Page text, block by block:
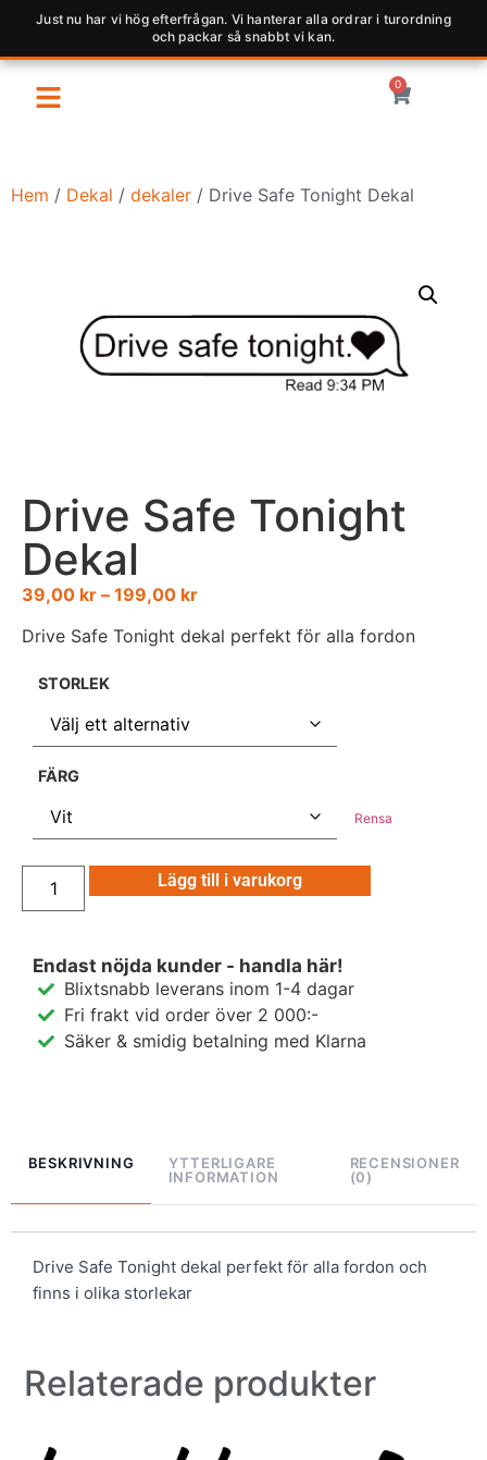
Just nu har vi hög efterfrågan. Vi hanterar alla ordrar i turordning
och packar så snabbt vi kan.
0
Hem / Dekal / dekaler / Drive Safe Tonight Dekal
Drive Safe Tonight
Dekal
39,00 kr – 199,00 kr
Drive Safe Tonight dekal perfekt för alla fordon
STORLEK
FÄRG
Rensa
Lägg till i varukorg
Endast nöjda kunder - handla här!
Blixtsnabb leverans inom 1-4 dagar
Fri frakt vid order över 2 000:-
Säker & smidig betalning med Klarna
BESKRIVNING
YTTERLIGARE
INFORMATION
RECENSIONER
(0)
Drive Safe Tonight dekal perfekt för alla fordon och
finns i olika storlekar
Relaterade produkter